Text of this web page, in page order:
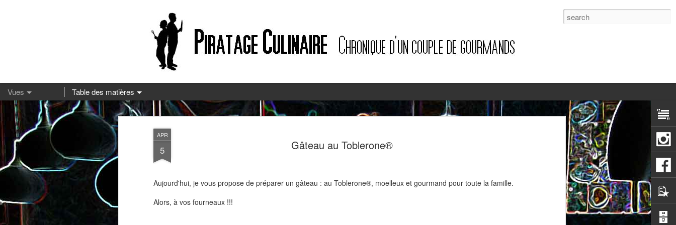
APR
5 Gâteau au Toblerone®
Aujourd'hui, je vous propose de préparer un gâteau : au Toblerone®, moelleux et gourmand pour toute la famille.
Alors, à vos fourneaux !!!
Pizza à la mozzarella et à la
13
2
Pizza à la pancetta et à la